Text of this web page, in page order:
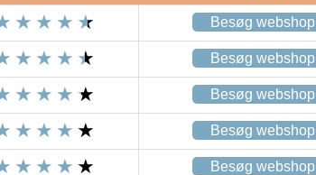
Besøg webshop
Besøg webshop
Besøg webshop
Besøg webshop
Besøg webshop